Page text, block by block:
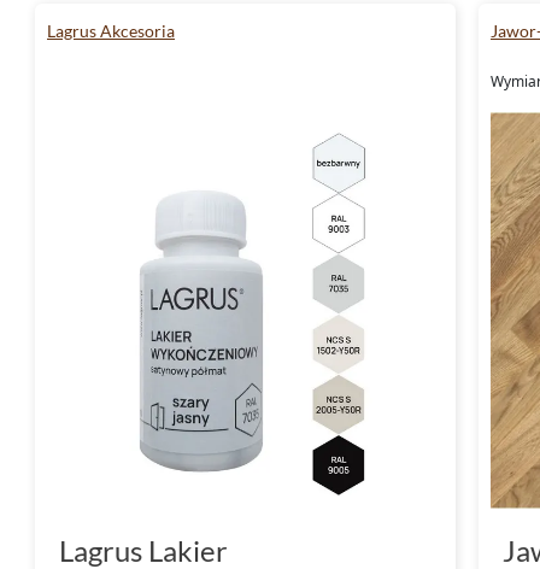
Lagrus Akcesoria
Lagrus Lakier